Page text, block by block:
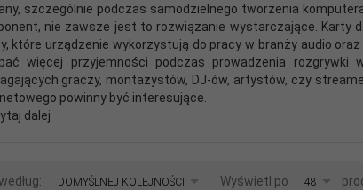
szczególnie podczas samodzielnego tworzenia
nie zawsze jest to rozwiązanie wystarczające. Karty
które urządzenie wykorzystują do pracy w branży audio
więcej przyjemności podczas prowadzenia
graczy, montażystów, DJ-ów, artystów, czy
powinny być interesujące.
dalej
sortDOMYŚLNEJ KOLEJNOŚCI Wyświetl po pop48